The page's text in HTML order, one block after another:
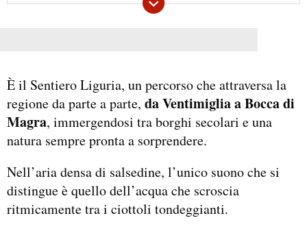
È il Sentiero Liguria, un percorso che attraversa la
regione da parte a parte, da Ventimiglia a Bocca di
Magra, immergendosi tra borghi secolari e una
natura sempre pronta a sorprendere.
Nell’aria densa di salsedine, l’unico suono che si
distingue è quello dell’acqua che scroscia
ritmicamente tra i ciottoli tondeggianti.